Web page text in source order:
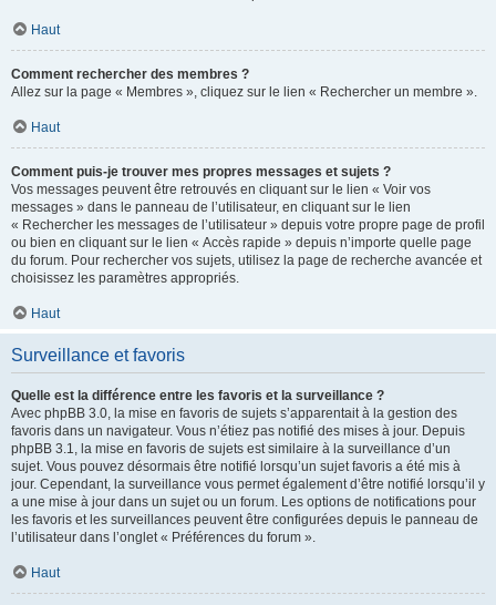
Haut
Comment rechercher des membres ?
Allez sur la page « Membres », cliquez sur le lien « Rechercher un membre ».
Haut
Comment puis-je trouver mes propres messages et sujets ?
Vos messages peuvent être retrouvés en cliquant sur le lien « Voir vos
messages » dans le panneau de l’utilisateur, en cliquant sur le lien
« Rechercher les messages de l’utilisateur » depuis votre propre page de profil
ou bien en cliquant sur le lien « Accès rapide » depuis n’importe quelle page
du forum. Pour rechercher vos sujets, utilisez la page de recherche avancée et
choisissez les paramètres appropriés.
Haut
Surveillance et favoris
Quelle est la différence entre les favoris et la surveillance ?
Avec phpBB 3.0, la mise en favoris de sujets s’apparentait à la gestion des
favoris dans un navigateur. Vous n’étiez pas notifié des mises à jour. Depuis
phpBB 3.1, la mise en favoris de sujets est similaire à la surveillance d’un
sujet. Vous pouvez désormais être notifié lorsqu’un sujet favoris a été mis à
jour. Cependant, la surveillance vous permet également d’être notifié lorsqu’il y
a une mise à jour dans un sujet ou un forum. Les options de notifications pour
les favoris et les surveillances peuvent être configurées depuis le panneau de
l’utilisateur dans l’onglet « Préférences du forum ».
Haut